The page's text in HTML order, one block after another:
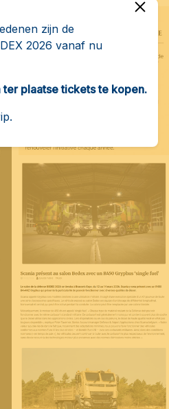
zijn de
2026 vanaf nu
plaatse tickets te kopen.